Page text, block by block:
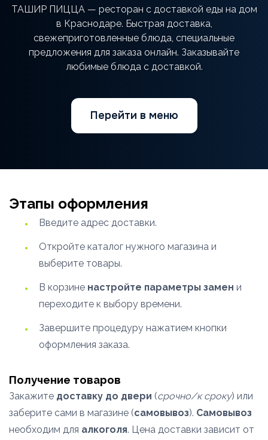
ТАШИР ПИЦЦА — ресторан с доставкой еды на дом
в Краснодаре. Быстрая доставка,
свежеприготовленные блюда, специальные
предложения для заказа онлайн. Заказывайте
любимые блюда с доставкой.
Перейти в меню
Этапы оформления
Введите адрес доставки.
Откройте каталог нужного магазина и
выберите товары.
В корзине настройте параметры замен и
переходите к выбору времени.
Завершите процедуру нажатием кнопки
оформления заказа.
Получение товаров
Закажите доставку до двери (срочно/к сроку) или
заберите сами в магазине (самовывоз). Самовывоз
необходим для алкоголя. Цена доставки зависит от